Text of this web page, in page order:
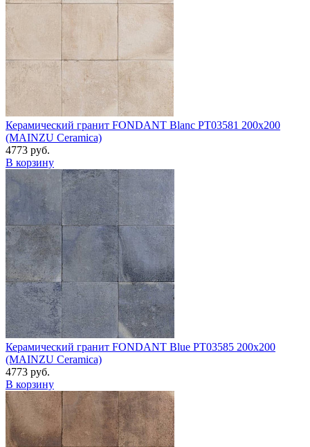
Керамический гранит FONDANT Blanc PT03581 200x200
(MAINZU Ceramica)
4773 руб.
В корзину
Керамический гранит FONDANT Blue PT03585 200x200
(MAINZU Ceramica)
4773 руб.
В корзину